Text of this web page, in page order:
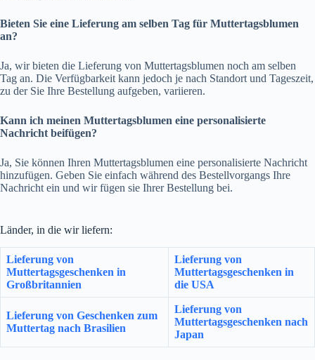
Bieten Sie eine Lieferung am selben Tag für Muttertagsblumen
an?
Ja, wir bieten die Lieferung von Muttertagsblumen noch am selben
Tag an. Die Verfügbarkeit kann jedoch je nach Standort und Tageszeit,
zu der Sie Ihre Bestellung aufgeben, variieren.
Kann ich meinen Muttertagsblumen eine personalisierte
Nachricht beifügen?
Ja, Sie können Ihren Muttertagsblumen eine personalisierte Nachricht
hinzufügen. Geben Sie einfach während des Bestellvorgangs Ihre
Nachricht ein und wir fügen sie Ihrer Bestellung bei.
Länder, in die wir liefern:
Lieferung von
Muttertagsgeschenken in
Großbritannien
Lieferung von
Muttertagsgeschenken in
die USA
Lieferung von Geschenken zum
Muttertag nach Brasilien
Lieferung von
Muttertagsgeschenken nach
Japan